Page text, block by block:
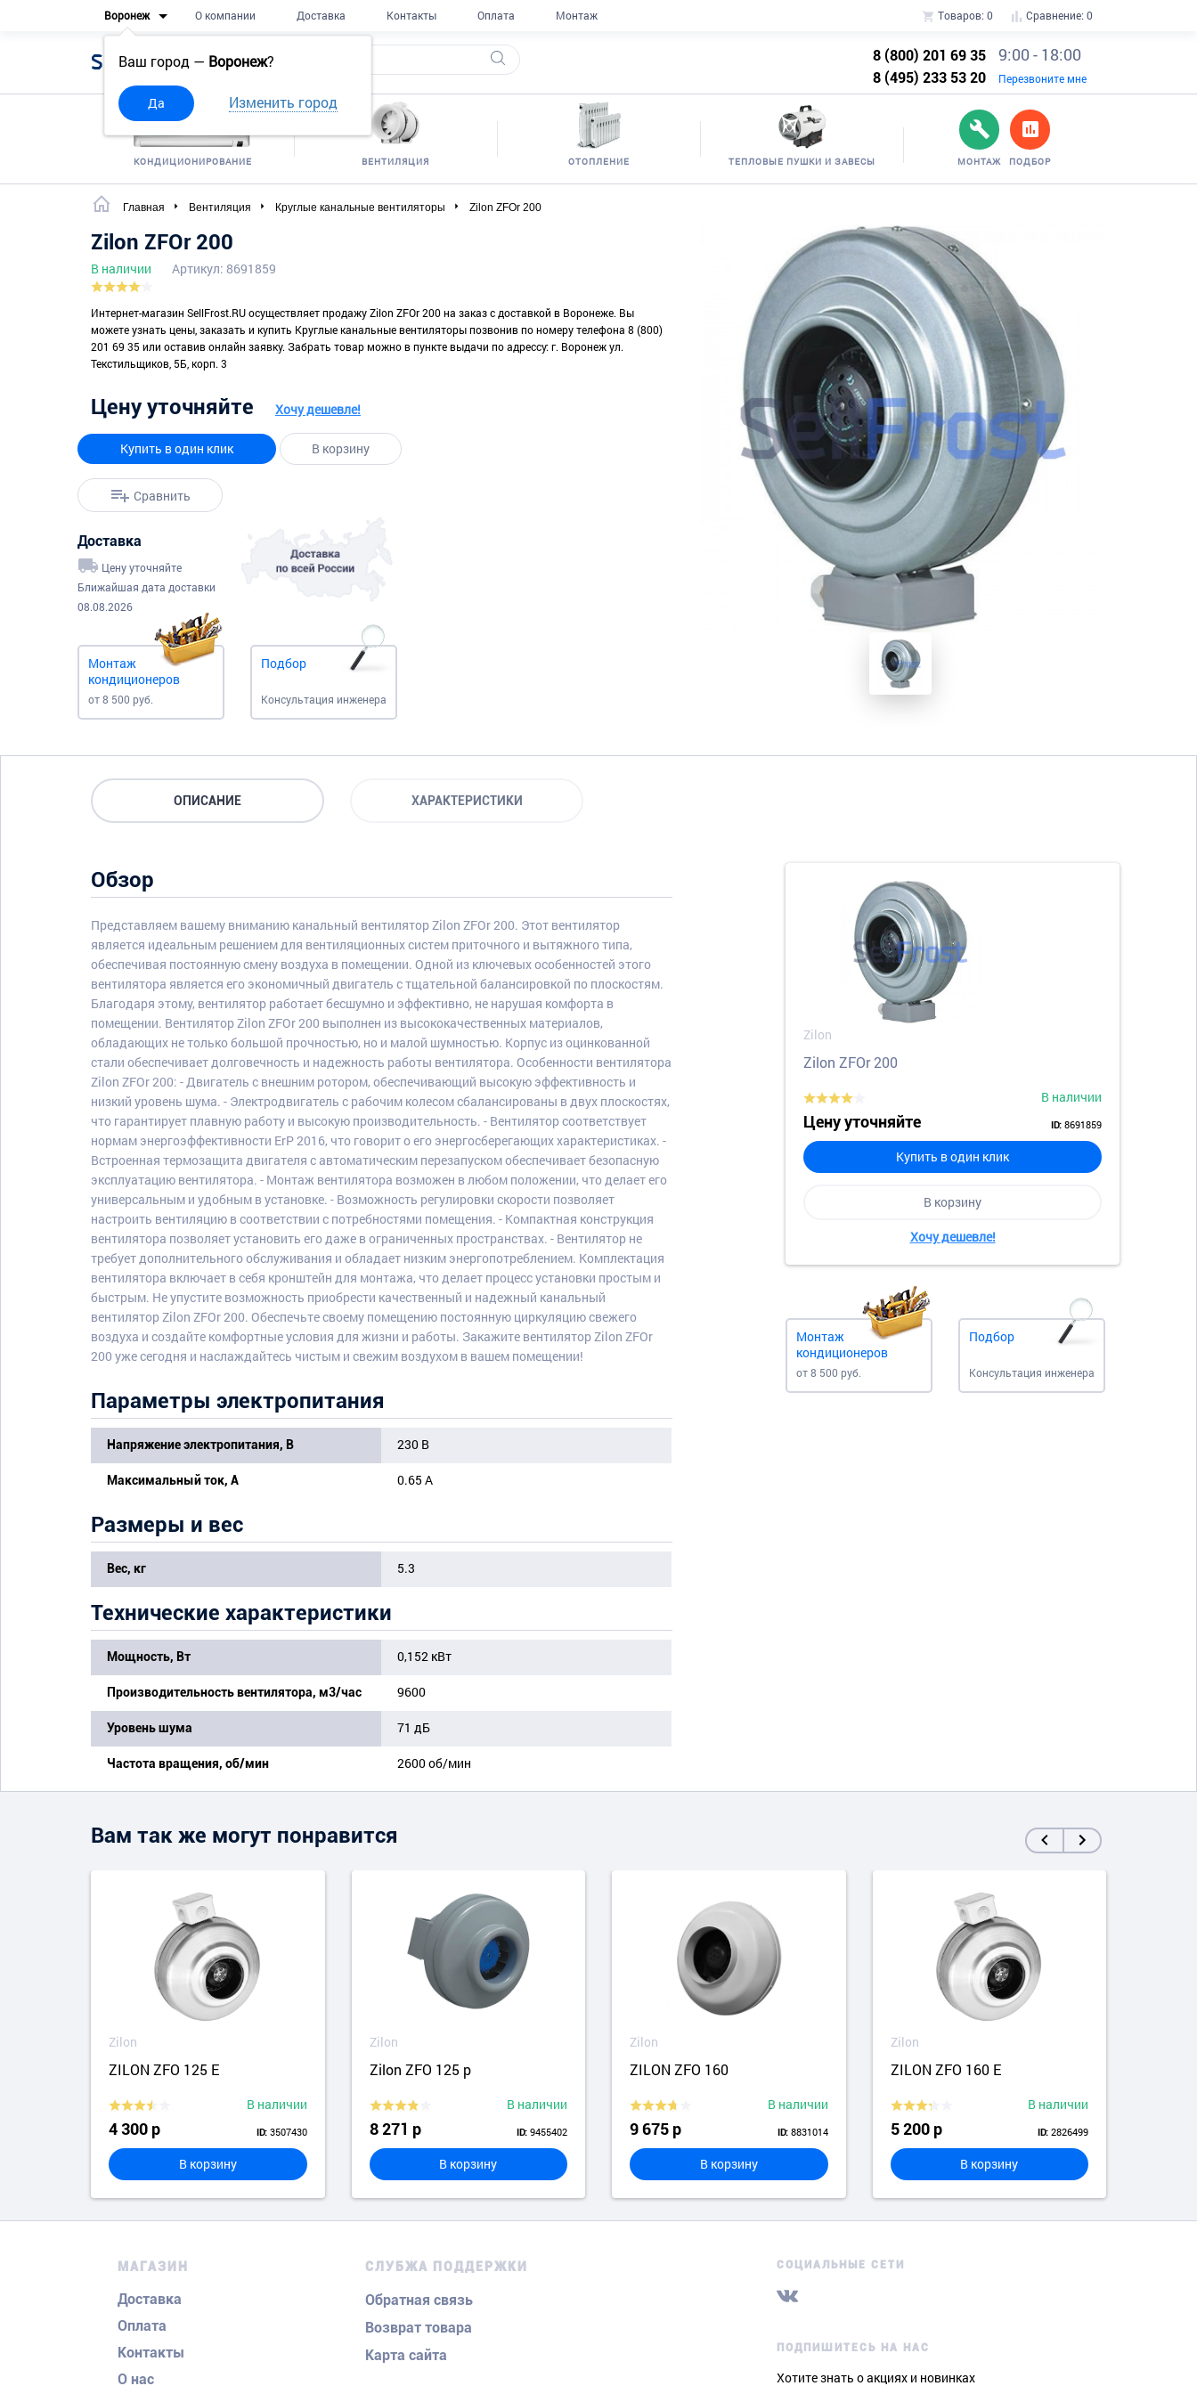
Воронеж
Ваш город — Воронеж?
Да Изменить город
О компании Доставка Контакты Оплата Монтаж Товаров: 0 Сравнение: 0
SellFrost
8 (800) 201 69 35
8 (495) 233 53 20
9:00 - 18:00
Перезвоните мне
КОНДИЦИОНИРОВАНИЕ ВЕНТИЛЯЦИЯ ОТОПЛЕНИЕ ТЕПЛОВЫЕ ПУШКИ И ЗАВЕСЫ МОНТАЖ ПОДБОР
Главная Вентиляция Круглые канальные вентиляторы Zilon ZFOr 200
Zilon ZFOr 200
В наличии Артикул: 8691859
Интернет-магазин SellFrost.RU осуществляет продажу Zilon ZFOr 200 на заказ с доставкой в Воронеже. Вы
можете узнать цены, заказать и купить Круглые канальные вентиляторы позвонив по номеру телефона 8 (800)
201 69 35 или оставив онлайн заявку. Забрать товар можно в пункте выдачи по адрессу: г. Воронеж ул.
Текстильщиков, 5Б, корп. 3
Цену уточняйте Хочу дешевле!
Купить в один клик В корзину
Сравнить
Доставка
Цену уточняйте
Ближайшая дата доставки
08.08.2026
Монтаж
кондиционеров
от 8 500 руб.
Подбор
Консультация инженера
ОПИСАНИЕ ХАРАКТЕРИСТИКИ
Обзор
Представляем вашему вниманию канальный вентилятор Zilon ZFOr 200. Этот вентилятор
является идеальным решением для вентиляционных систем приточного и вытяжного типа,
обеспечивая постоянную смену воздуха в помещении. Одной из ключевых особенностей этого
вентилятора является его экономичный двигатель с тщательной балансировкой по плоскостям.
Благодаря этому, вентилятор работает бесшумно и эффективно, не нарушая комфорта в
помещении. Вентилятор Zilon ZFOr 200 выполнен из высококачественных материалов,
обладающих не только большой прочностью, но и малой шумностью. Корпус из оцинкованной
стали обеспечивает долговечность и надежность работы вентилятора. Особенности вентилятора
Zilon ZFOr 200: - Двигатель с внешним ротором, обеспечивающий высокую эффективность и
низкий уровень шума. - Электродвигатель с рабочим колесом сбалансированы в двух плоскостях,
что гарантирует плавную работу и высокую производительность. - Вентилятор соответствует
нормам энергоэффективности ErP 2016, что говорит о его энергосберегающих характеристиках. -
Встроенная термозащита двигателя с автоматическим перезапуском обеспечивает безопасную
эксплуатацию вентилятора. - Монтаж вентилятора возможен в любом положении, что делает его
универсальным и удобным в установке. - Возможность регулировки скорости позволяет
настроить вентиляцию в соответствии с потребностями помещения. - Компактная конструкция
вентилятора позволяет установить его даже в ограниченных пространствах. - Вентилятор не
требует дополнительного обслуживания и обладает низким энергопотреблением. Комплектация
вентилятора включает в себя кронштейн для монтажа, что делает процесс установки простым и
быстрым. Не упустите возможность приобрести качественный и надежный канальный
вентилятор Zilon ZFOr 200. Обеспечьте своему помещению постоянную циркуляцию свежего
воздуха и создайте комфортные условия для жизни и работы. Закажите вентилятор Zilon ZFOr
200 уже сегодня и наслаждайтесь чистым и свежим воздухом в вашем помещении!
Параметры электропитания
Напряжение электропитания, В 230 B
Максимальный ток, А 0.65 А
Размеры и вес
Вес, кг 5.3
Технические характеристики
Мощность, Вт 0,152 кВт
Производительность вентилятора, м3/час 9600
Уровень шума 71 дБ
Частота вращения, об/мин 2600 об/мин
Zilon
Zilon ZFOr 200
В наличии
Цену уточняйте ID: 8691859
Купить в один клик
В корзину
Хочу дешевле!
Монтаж
кондиционеров
от 8 500 руб.
Подбор
Консультация инженера
Вам так же могут понравится
Zilon
ZILON ZFO 125 E
В наличии
4 300 р ID: 3507430
В корзину
Zilon
Zilon ZFO 125 p
В наличии
8 271 р ID: 9455402
В корзину
Zilon
ZILON ZFO 160
В наличии
9 675 р ID: 8831014
В корзину
Zilon
ZILON ZFO 160 E
В наличии
5 200 р ID: 2826499
В корзину
МАГАЗИН
Доставка
Оплата
Контакты
О нас
СЛУБЖА ПОДДЕРЖКИ
Обратная связь
Возврат товара
Карта сайта
СОЦИАЛЬНЫЕ СЕТИ
ПОДПИШИТЕСЬ НА НАС
Хотите знать о акциях и новинках